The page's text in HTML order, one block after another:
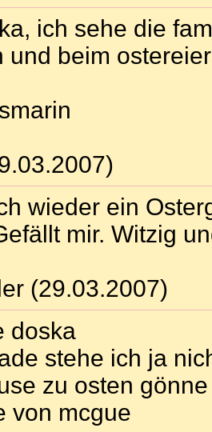
ich sehe die
und beim
wieder ein
mir. Witzig
(29.03.2007)
doska
stehe ich ja
zu osten
von mcgue